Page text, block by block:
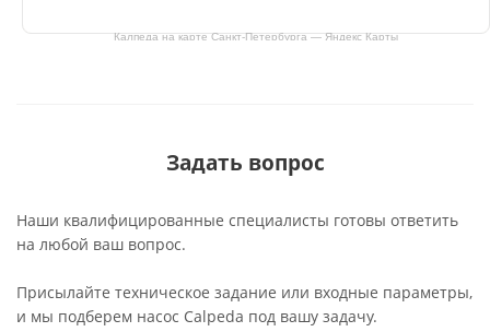
Калпеда на карте Санкт‑Петербурга — Яндекс Карты
Задать вопрос
Наши квалифицированные специалисты готовы ответить
на любой ваш вопрос.
Присылайте техническое задание или входные параметры,
и мы подберем насос Calpeda под вашу задачу.